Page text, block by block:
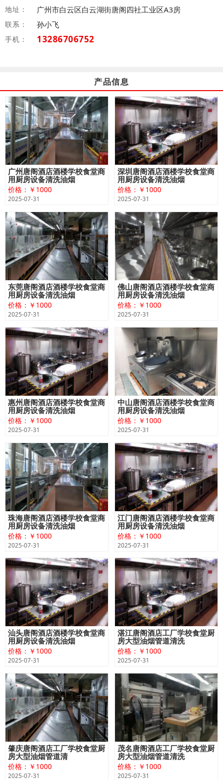
地址： 广州市白云区白云湖街唐阁四社工业区A3房
联系： 孙小飞
手机： 13286706752
产品信息
广州唐阁酒店酒楼学校食堂商
用厨房设备清洗油烟
价格：￥1000
2025-07-31
深圳唐阁酒店酒楼学校食堂商
用厨房设备清洗油烟
价格：￥1000
2025-07-31
东莞唐阁酒店酒楼学校食堂商
用厨房设备清洗油烟
价格：￥1000
2025-07-31
佛山唐阁酒店酒楼学校食堂商
用厨房设备清洗油烟
价格：￥1000
2025-07-31
惠州唐阁酒店酒楼学校食堂商
用厨房设备清洗油烟
价格：￥1000
2025-07-31
中山唐阁酒店酒楼学校食堂商
用厨房设备清洗油烟
价格：￥1000
2025-07-31
珠海唐阁酒店酒楼学校食堂商
用厨房设备清洗油烟
价格：￥1000
2025-07-31
江门唐阁酒店酒楼学校食堂商
用厨房设备清洗油烟
价格：￥1000
2025-07-31
汕头唐阁酒店酒楼学校食堂商
用厨房设备清洗油烟
价格：￥1000
2025-07-31
湛江唐阁酒店工厂学校食堂厨
房大型油烟管道清洗
价格：￥1000
2025-07-31
肇庆​唐阁酒店工厂学校食堂厨
房大型油烟管道清
价格：￥1000
2025-07-31
茂名唐阁酒店工厂学校食堂厨
房大型油烟管道清洗
价格：￥1000
2025-07-31